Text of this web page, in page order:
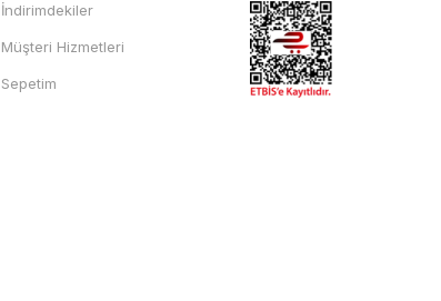
İndirimdekiler
Müşteri Hizmetleri
Sepetim